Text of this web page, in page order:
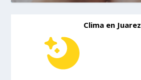
Clima en Juarez